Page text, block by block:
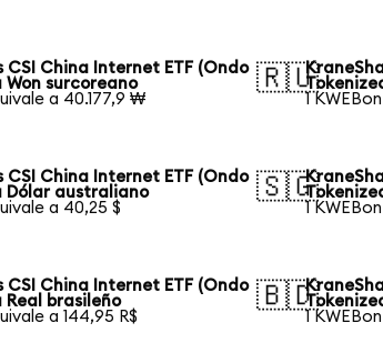
CSI China Internet ETF (Ondo
Won surcoreano
a 40.177,9 ₩
🇷🇺
1
CSI China Internet ETF (Ondo
Dólar australiano
a 40,25 $
🇸🇬
1
CSI China Internet ETF (Ondo
Real brasileño
a 144,95 R$
🇧🇩
1